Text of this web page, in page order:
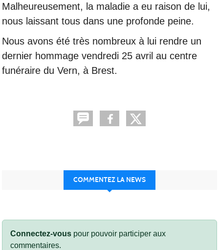
Malheureusement, la maladie a eu raison de lui,
nous laissant tous dans une profonde peine.
Nous avons été très nombreux à lui rendre un
dernier hommage vendredi 25 avril au centre
funéraire du Vern, à Brest.
COMMENTEZ LA NEWS
Connectez-vous pour pouvoir participer aux
commentaires.